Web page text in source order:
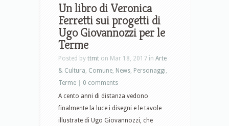
Un libro di Veronica
Ferretti sui progetti di
Ugo Giovannozzi per le
Terme
Posted by ttmt on Mar 18, 2017 in Arte
& Cultura, Comune, News, Personaggi,
Terme
0 comments
A cento anni di distanza vedono
finalmente la luce i disegni e le tavole
illustrate di Ugo Giovannozzi, che